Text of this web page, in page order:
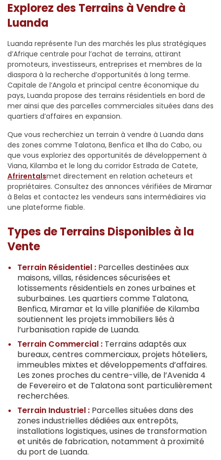
Explorez des Terrains à Vendre à
Luanda
Luanda représente l’un des marchés les plus stratégiques
d’Afrique centrale pour l’achat de terrains, attirant
promoteurs, investisseurs, entreprises et membres de la
diaspora à la recherche d’opportunités à long terme.
Capitale de l’Angola et principal centre économique du
pays, Luanda propose des terrains résidentiels en bord de
mer ainsi que des parcelles commerciales situées dans des
quartiers d’affaires en expansion.
Que vous recherchiez un terrain à vendre à Luanda dans
des zones comme Talatona, Benfica et Ilha do Cabo, ou
que vous exploriez des opportunités de développement à
Viana, Kilamba et le long du corridor Estrada de Catete,
Afrirentalsmet directement en relation acheteurs et
propriétaires. Consultez des annonces vérifiées de Miramar
à Belas et contactez les vendeurs sans intermédiaires via
une plateforme fiable.
Types de Terrains Disponibles à la
Vente
Terrain Résidentiel : Parcelles destinées aux
maisons, villas, résidences sécurisées et
lotissements résidentiels en zones urbaines et
suburbaines. Les quartiers comme Talatona,
Benfica, Miramar et la ville planifiée de Kilamba
soutiennent les projets immobiliers liés à
l’urbanisation rapide de Luanda.
Terrain Commercial : Terrains adaptés aux
bureaux, centres commerciaux, projets hôteliers,
immeubles mixtes et développements d’affaires.
Les zones proches du centre-ville, de l’Avenida 4
de Fevereiro et de Talatona sont particulièrement
recherchées.
Terrain Industriel : Parcelles situées dans des
zones industrielles dédiées aux entrepôts,
installations logistiques, usines de transformation
et unités de fabrication, notamment à proximité
du port de Luanda.